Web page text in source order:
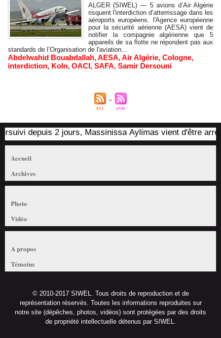
ALGER (SIWEL) — 5 avions d’Air Algérie
risquent l'interdiction d’atterrissage dans les
aéroports européens. l'Agence européenne
pour la sécurité aérienne (AESA) vient de
notifier la compagnie algérienne que 5
appareils de sa flotte ne répondent pas aux
standards de l’Organisation de l'aviation...
Abdelwahid Bouabdallah,AESA,Air Algérie, Cologne,
interdiction, Koln, OACI, SAFA, Samir Dersouni
depuis 2 jours, Massinissa Aylimas vient d'être arrêté
Accueil
Archives
Photo
Vidéo
A propos
Témoins
© 2010-2017 SIWEL. Tous droits de reproduction et de
représentation réservés. Toutes les informations reproduites sur
notre site (dépêches, photos, vidéos) sont protégées par des droits
de propriété intellectuelle détenus par SIWEL.